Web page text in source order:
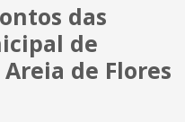
das
de
de Flores